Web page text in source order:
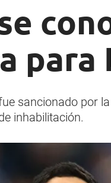
para
sancionado por
inhabilitación.